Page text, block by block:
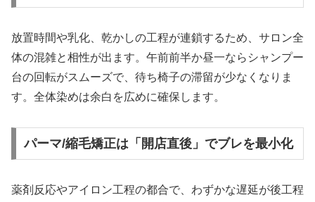
放置時間や乳化、乾かしの工程が連鎖するため、サロン全
体の混雑と相性が出ます。午前前半か昼一ならシャンプー
台の回転がスムーズで、待ち椅子の滞留が少なくなりま
す。全体染めは余白を広めに確保します。
パーマ/縮毛矯正は「開店直後」でブレを最小化
薬剤反応やアイロン工程の都合で、わずかな遅延が後工程